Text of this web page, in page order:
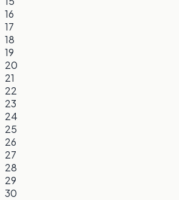
16
17
18
19
20
21
22
23
24
25
26
27
28
29
30